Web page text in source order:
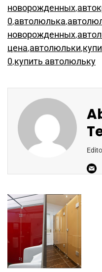
новорожденных,
0,автолюлька,
новорожденных,
цена,автолюльки,
0,купить автолюльку
Post